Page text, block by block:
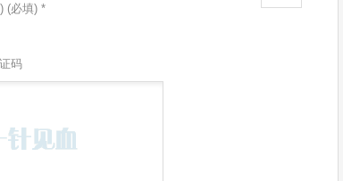
(必填) *
码